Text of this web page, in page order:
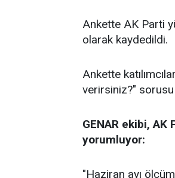
Ankette AK Parti
olarak kaydedildi.
Ankette
verirsiniz?"
GENAR ekibi,
yorumluyor:
"Haziran ayı